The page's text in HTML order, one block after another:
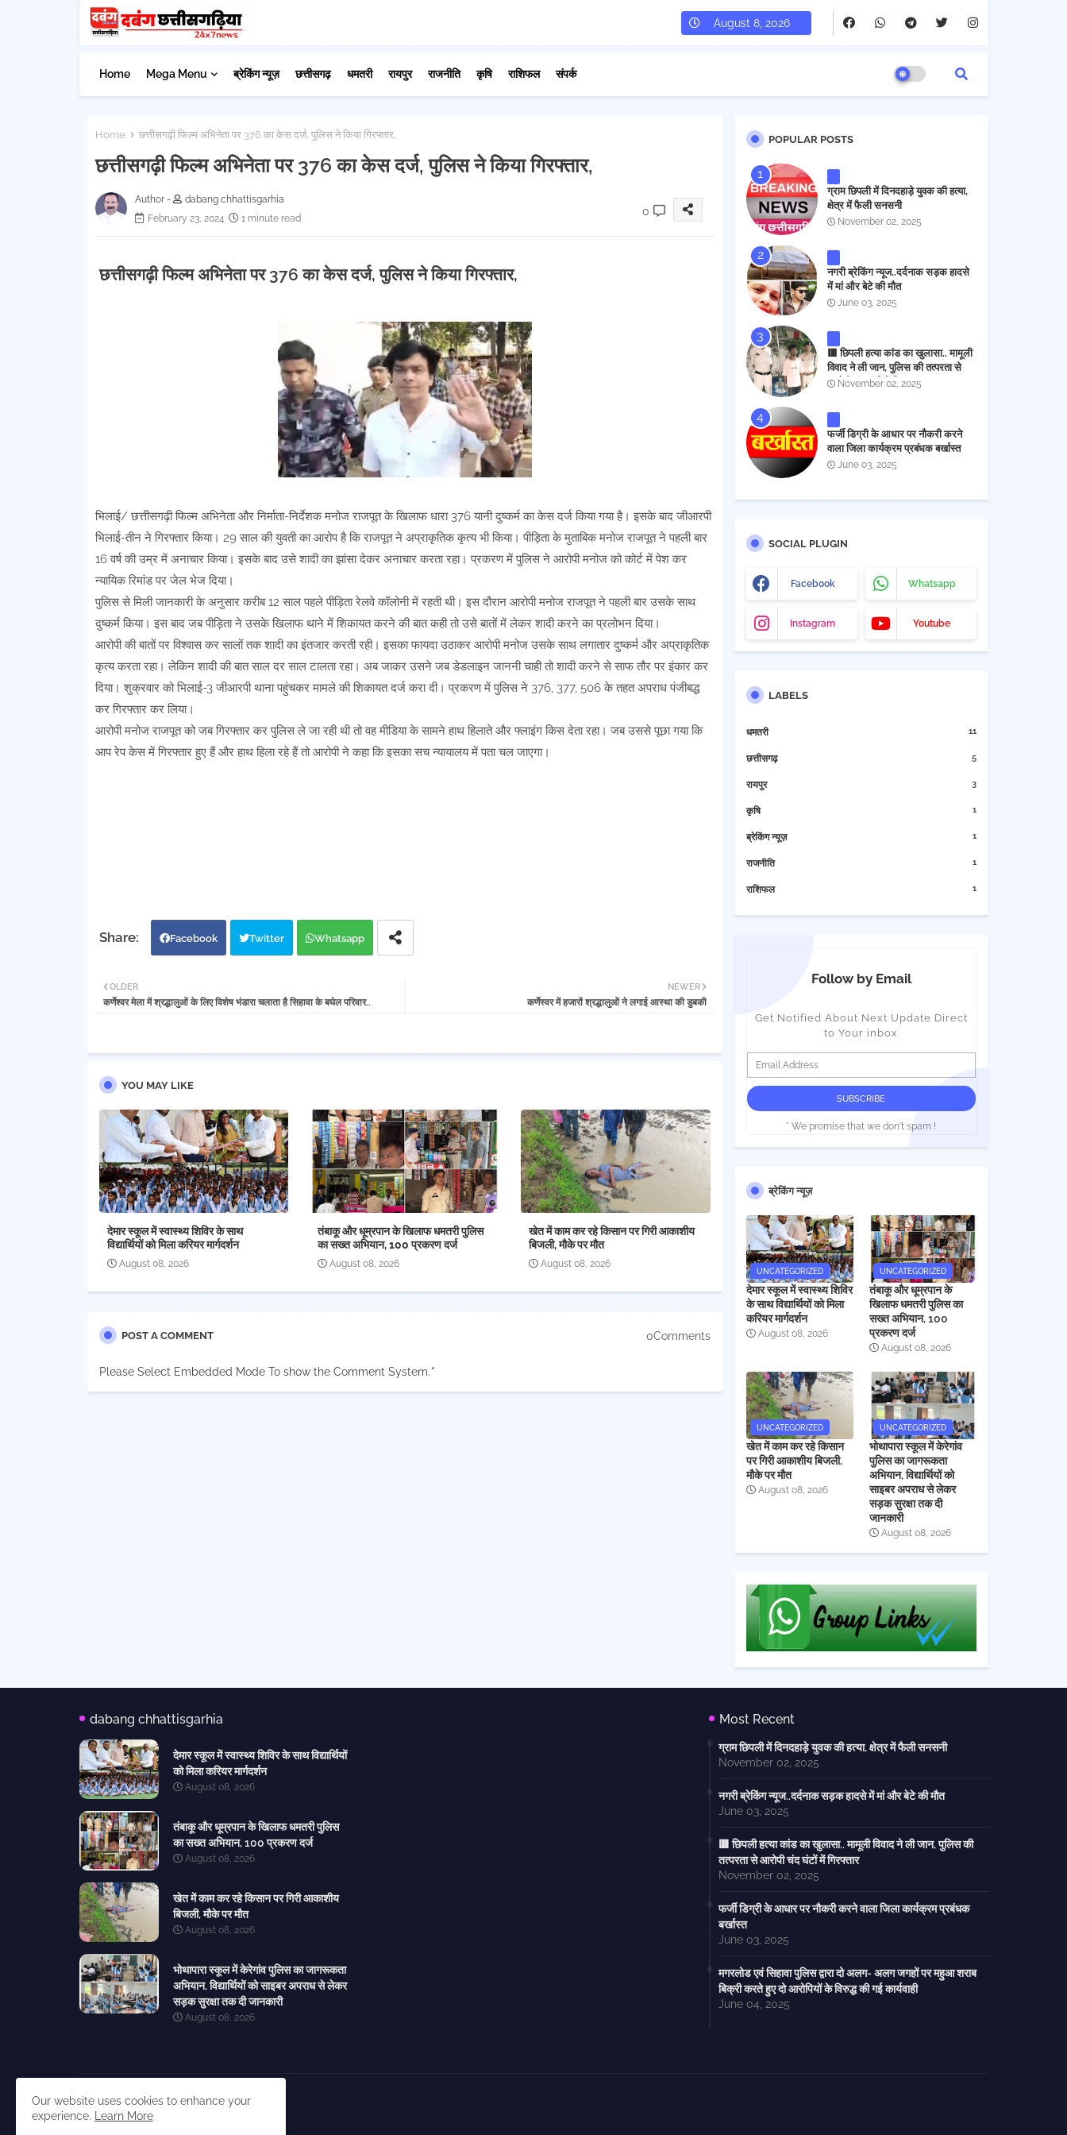
August 8, 2026
Home Mega Menu ब्रेकिंग न्यूज़ छत्तीसगढ़ धमतरी रायपुर राजनीति कृषि राशिफल संपर्क
Home छत्तीसगढ़ी फिल्म अभिनेता पर 376 का केस दर्ज, पुलिस ने किया गिरफ्तार,
छत्तीसगढ़ी फिल्म अभिनेता पर 376 का केस दर्ज, पुलिस ने किया गिरफ्तार,
Author -
dabang chhattisgarhia
February 23, 2024
1 minute read
0
छत्तीसगढ़ी फिल्म अभिनेता पर 376 का केस दर्ज, पुलिस ने किया गिरफ्तार,
भिलाई/ छत्तीसगढ़ी फिल्म अभिनेता और निर्माता-निर्देशक मनोज राजपूत के खिलाफ धारा 376 यानी दुष्कर्म का केस दर्ज किया गया है। इसके बाद जीआरपी
भिलाई-तीन ने गिरफ्तार किया। 29 साल की युवती का आरोप है कि राजपूत ने अप्राकृतिक कृत्य भी किया। पीड़िता के मुताबिक मनोज राजपूत ने पहली बार
16 वर्ष की उम्र में अनाचार किया। इसके बाद उसे शादी का झांसा देकर अनाचार करता रहा। प्रकरण में पुलिस ने आरोपी मनोज को कोर्ट में पेश कर
न्यायिक रिमांड पर जेल भेज दिया।
पुलिस से मिली जानकारी के अनुसार करीब 12 साल पहले पीड़िता रेलवे कॉलोनी में रहती थी। इस दौरान आरोपी मनोज राजपूत ने पहली बार उसके साथ
दुष्कर्म किया। इस बाद जब पीड़िता ने उसके खिलाफ थाने में शिकायत करने की बात कही तो उसे बातों में लेकर शादी करने का प्रलोभन दिया।
आरोपी की बातों पर विश्वास कर सालों तक शादी का इंतजार करती रही। इसका फायदा उठाकर आरोपी मनोज उसके साथ लगातार दुष्कर्म और अप्राकृतिक
कृत्य करता रहा। लेकिन शादी की बात साल दर साल टालता रहा। अब जाकर उसने जब डेडलाइन जाननी चाही तो शादी करने से साफ तौर पर इंकार कर
दिया। शुक्रवार को भिलाई-3 जीआरपी थाना पहुंचकर मामले की शिकायत दर्ज करा दी। प्रकरण में पुलिस ने 376, 377, 506 के तहत अपराध पंजीबद्ध
कर गिरफ्तार कर लिया।
आरोपी मनोज राजपूत को जब गिरफ्तार कर पुलिस ले जा रही थी तो वह मीडिया के सामने हाथ हिलाते और फ्लाइंग किस देता रहा। जब उससे पूछा गया कि
आप रेप केस में गिरफ्तार हुए हैं और हाथ हिला रहे हैं तो आरोपी ने कहा कि इसका सच न्यायालय में पता चल जाएगा।
Facebook Twitter Whatsapp
NEWER
कर्णेस्वर में हजारों श्रद्धालुओं ने लगाई आस्था की डुबकी
OLDER
कर्णेश्वर मेला में श्रद्धालुओं के लिए विशेष भंडारा चलाता है सिहावा के बघेल परिवार..
YOU MAY LIKE
देमार स्कूल में स्वास्थ्य शिविर के साथ
विद्यार्थियों को मिला करियर मार्गदर्शन
August 08, 2026
तंबाकू और धूम्रपान के खिलाफ धमतरी पुलिस
का सख्त अभियान, 100 प्रकरण दर्ज
August 08, 2026
खेत में काम कर रहे किसान पर गिरी आकाशीय
बिजली, मौके पर मौत
August 08, 2026
POST A COMMENT 0Comments
Please Select Embedded Mode To show the Comment System.*
POPULAR POSTS
ग्राम छिपली में दिनदहाड़े युवक की हत्या,
क्षेत्र में फैली सनसनी
November 02, 2025
नगरी ब्रेकिंग न्यूज..दर्दनाक सड़क हादसे
में मां और बेटे की मौत
June 03, 2025
🟥 छिपली हत्या कांड का खुलासा.. मामूली
विवाद ने ली जान, पुलिस की तत्परता से
आरोपी चंद घंटों में गिरफ्तार
November 02, 2025
फर्जी डिग्री के आधार पर नौकरी करने
वाला जिला कार्यक्रम प्रबंधक बर्खास्त
June 03, 2025
SOCIAL PLUGIN
Facebook Whatsapp
Instagram Youtube
LABELS
धमतरी 11
छत्तीसगढ़ 5
रायपुर 3
कृषि 1
ब्रेकिंग न्यूज़ 1
राजनीति 1
राशिफल 1
Follow by Email
Get Notified About Next Update Direct
to Your inbox
* We promise that we don't spam !
ब्रेकिंग न्यूज़
UNCATEGORIZED
देमार स्कूल में स्वास्थ्य शिविर
के साथ विद्यार्थियों को मिला
करियर मार्गदर्शन
August 08, 2026
UNCATEGORIZED
तंबाकू और धूम्रपान के
खिलाफ धमतरी पुलिस का
सख्त अभियान, 100
प्रकरण दर्ज
August 08, 2026
UNCATEGORIZED
खेत में काम कर रहे किसान
पर गिरी आकाशीय बिजली,
मौके पर मौत
August 08, 2026
UNCATEGORIZED
भोथापारा स्कूल में केरेगांव
पुलिस का जागरूकता
अभियान, विद्यार्थियों को
साइबर अपराध से लेकर
सड़क सुरक्षा तक दी
जानकारी
August 08, 2026
dabang chhattisgarhia
देमार स्कूल में स्वास्थ्य शिविर के साथ विद्यार्थियों
को मिला करियर मार्गदर्शन
August 08, 2026
तंबाकू और धूम्रपान के खिलाफ धमतरी पुलिस
का सख्त अभियान, 100 प्रकरण दर्ज
August 08, 2026
खेत में काम कर रहे किसान पर गिरी आकाशीय
बिजली, मौके पर मौत
August 08, 2026
भोथापारा स्कूल में केरेगांव पुलिस का जागरूकता
अभियान, विद्यार्थियों को साइबर अपराध से लेकर
सड़क सुरक्षा तक दी जानकारी
August 08, 2026
Most Recent
ग्राम छिपली में दिनदहाड़े युवक की हत्या, क्षेत्र में फैली सनसनी
November 02, 2025
नगरी ब्रेकिंग न्यूज..दर्दनाक सड़क हादसे में मां और बेटे की मौत
June 03, 2025
🟥 छिपली हत्या कांड का खुलासा.. मामूली विवाद ने ली जान, पुलिस की
तत्परता से आरोपी चंद घंटों में गिरफ्तार
November 02, 2025
फर्जी डिग्री के आधार पर नौकरी करने वाला जिला कार्यक्रम प्रबंधक
बर्खास्त
June 03, 2025
मगरलोड एवं सिहावा पुलिस द्वारा दो अलग- अलग जगहों पर महुआ शराब
बिक्री करते हुए दो आरोपियों के विरुद्ध की गई कार्यवाही
June 04, 2025
Our website uses cookies to enhance your
experience.
Learn More